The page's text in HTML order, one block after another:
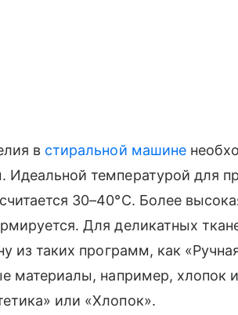
в стиральной машине
температурой для
30–40°C. Более
Для деликатных
из таких программ, как
материалы, например, хлопок
или «‎Хлопок».